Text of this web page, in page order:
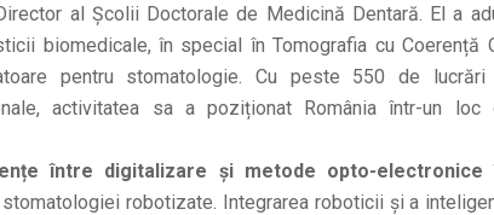
al Școlii Doctorale de Medicină Dentară. El a
biomedicale, în special în Tomografia cu Coerență
pentru stomatologie. Cu peste 550 de
activitatea sa a poziționat România într-un
între digitalizare și metode opto-electronice
robotizate. Integrarea roboticii și a